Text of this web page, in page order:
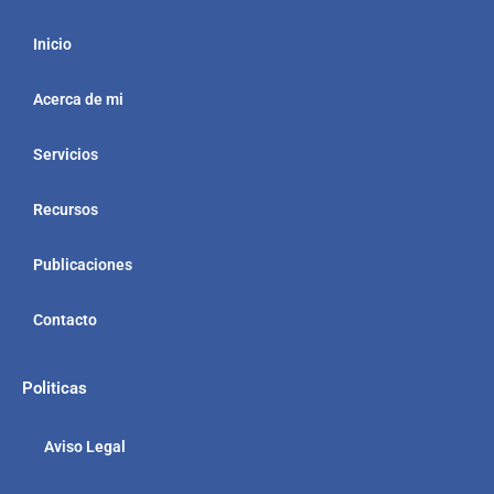
Inicio
Acerca de mi
Servicios
Recursos
Publicaciones
Contacto
Politicas
Aviso Legal